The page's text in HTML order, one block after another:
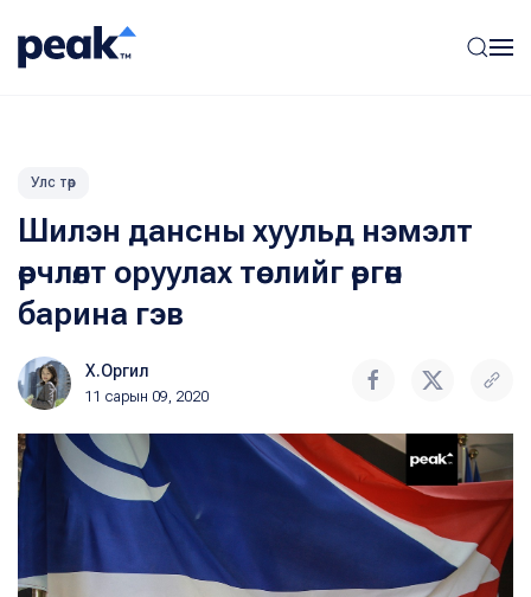
Улс төр
Шилэн дансны хуульд нэмэлт
өөрчлөлт оруулах төслийг өргөн
барина гэв
Х.Оргил
11 сарын 09, 2020